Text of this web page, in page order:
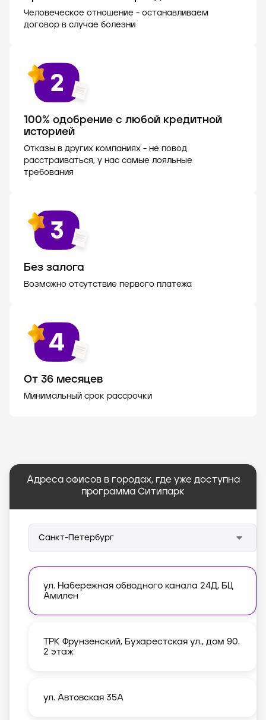
Человеческое отношение - останавливаем
договор в случае болезни
100% одобрение с любой кредитной
историей
Отказы в других компаниях - не повод
расстраиваться, у нас самые лояльные
требования
Без залога
Возможно отсутствие первого платежа
От 36 месяцев
Минимальный срок рассрочки
Адреса офисов в городах, где уже доступна
программа Ситипарк
ул. Набережная обводного канала 24Д, БЦ
Амилен
ТРК Фрунзенский, Бухарестская ул., дом 90.
2 этаж
ул. Автовская 35А